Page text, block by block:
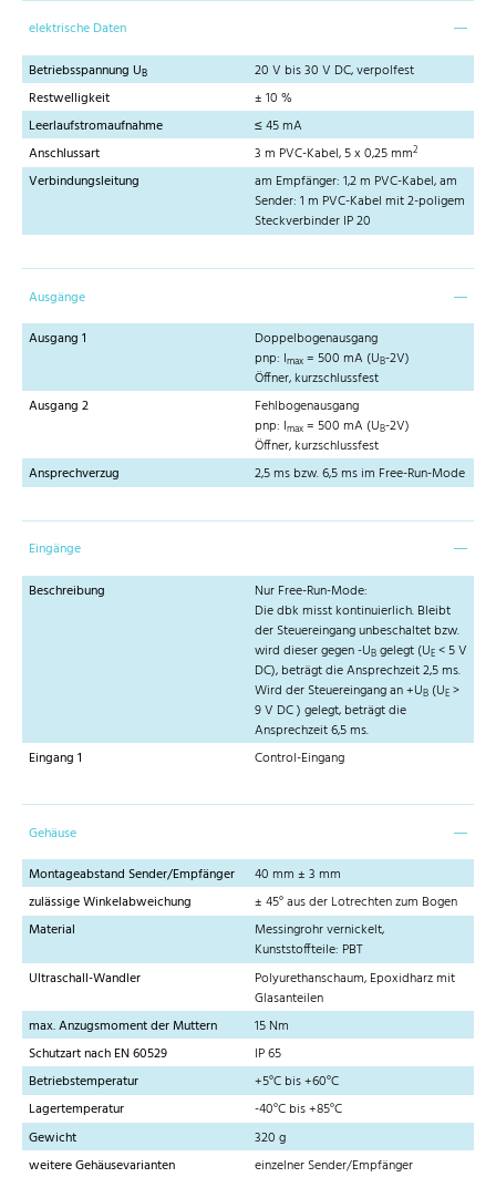
elektrische Daten
Betriebsspannung UB
20 V bis 30 V DC, verpolfest
Restwelligkeit
± 10 %
Leerlaufstromaufnahme
≤ 45 mA
Anschlussart
3 m PVC-Kabel, 5 x 0,25 mm2
Verbindungsleitung
am Empfänger: 1,2 m PVC-Kabel, am
Sender: 1 m PVC-Kabel mit 2-poligem
Steckverbinder IP 20
Ausgänge
Ausgang 1
Doppelbogenausgang
pnp: Imax = 500 mA (UB-2V)
Öffner, kurzschlussfest
Ausgang 2
Fehlbogenausgang
pnp: Imax = 500 mA (UB-2V)
Öffner, kurzschlussfest
Ansprechverzug
2,5 ms bzw. 6,5 ms im Free-Run-Mode
Eingänge
Beschreibung
Nur Free-Run-Mode:
Die dbk misst kontinuierlich. Bleibt
der Steuereingang unbeschaltet bzw.
wird dieser gegen -UB gelegt (UE < 5 V
DC), beträgt die Ansprechzeit 2,5 ms.
Wird der Steuereingang an +UB (UE >
9 V DC ) gelegt, beträgt die
Ansprechzeit 6,5 ms.
Eingang 1
Control-Eingang
Gehäuse
Montageabstand Sender/Empfänger
40 mm ± 3 mm
zulässige Winkelabweichung
± 45° aus der Lotrechten zum Bogen
Material
Messingrohr vernickelt,
Kunststoffteile: PBT
Ultraschall-Wandler
Polyurethanschaum, Epoxidharz mit
Glasanteilen
max. Anzugsmoment der Muttern
15 Nm
Schutzart nach EN 60529
IP 65
Betriebstemperatur
+5°C bis +60°C
Lagertemperatur
-40°C bis +85°C
Gewicht
320 g
weitere Gehäusevarianten
einzelner Sender/Empfänger